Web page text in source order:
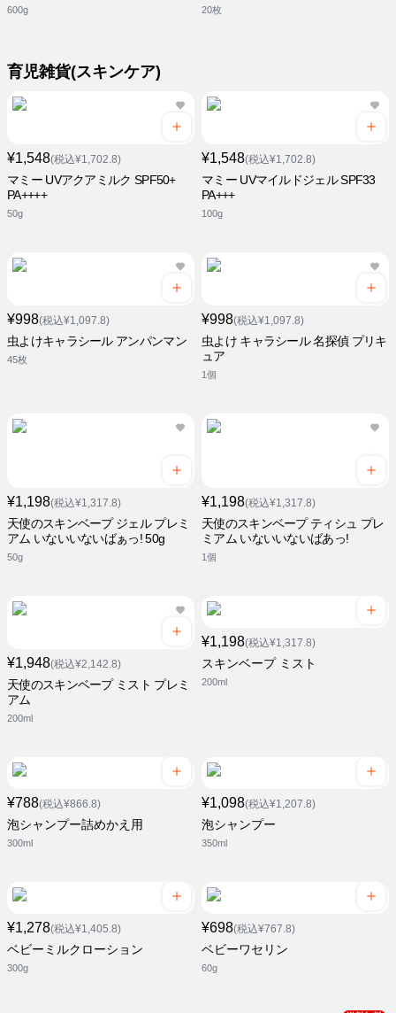
600g 20枚
育児雑貨(スキンケア)
¥1,548(税込¥1,702.8)
マミー UVアクアミルク SPF50+
PA++++
50g
¥1,548(税込¥1,702.8)
マミー UVマイルドジェル SPF33
PA+++
100g
¥998(税込¥1,097.8)
虫よけキャラシール アンパンマン
45枚
¥998(税込¥1,097.8)
虫よけ キャラシール 名探偵 プリキ
ュア
1個
¥1,198(税込¥1,317.8)
天使のスキンベープ ジェル プレミ
アム いないいないばぁっ! 50g
50g
¥1,198(税込¥1,317.8)
天使のスキンベープ ティシュ プレ
ミアム いないいないばあっ!
1個
¥1,948(税込¥2,142.8)
天使のスキンベープ ミスト プレミ
アム
200ml
¥1,198(税込¥1,317.8)
スキンベープ ミスト
200ml
¥788(税込¥866.8)
泡シャンプー詰めかえ用
300ml
¥1,098(税込¥1,207.8)
泡シャンプー
350ml
¥1,278(税込¥1,405.8)
ベビーミルクローション
300g
¥698(税込¥767.8)
ベビーワセリン
60g